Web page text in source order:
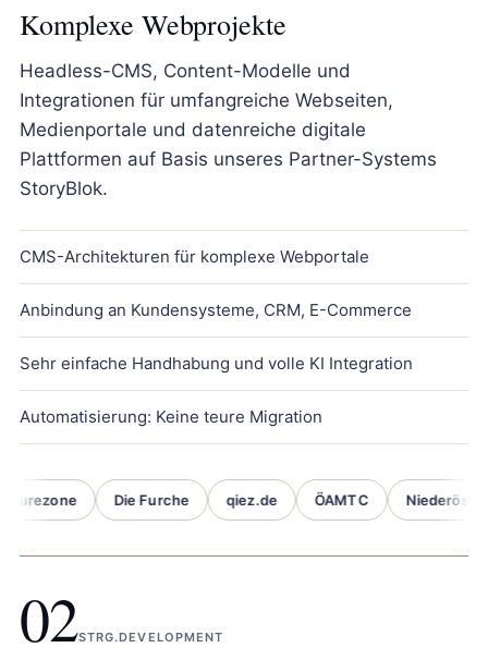
Komplexe Webprojekte
Headless-CMS, Content-Modelle und
Integrationen für umfangreiche Webseiten,
Medienportale und datenreiche digitale
Plattformen auf Basis unseres Partner-Systems
StoryBlok.
CMS-Architekturen für komplexe Webportale
Anbindung an Kundensysteme, CRM, E-Commerce
Sehr einfache Handhabung und volle KI Integration
Automatisierung: Keine teure Migration
Die Furche qiez.de ÖAMTC
02STRG.DEVELOPMENT